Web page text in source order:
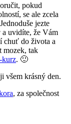
pokud
se ale zcela
jezte
a uvidíte, že Vám
chuť do života a
mozek, tak
kurz. 🙂
všem krásný den.
, za společnost